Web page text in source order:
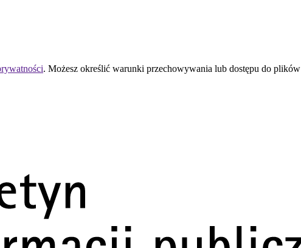
. Możesz określić warunki przechowywania lub dostępu do plików